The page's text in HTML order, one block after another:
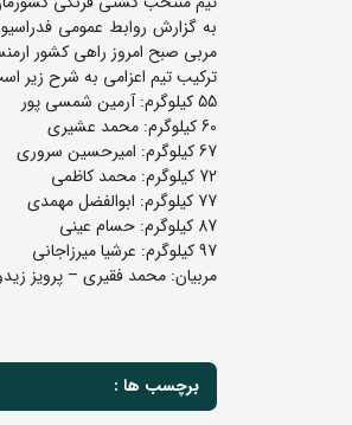
مربی صبح امروز راهی کشور
ترکیب تیم اعزامی به شرح زیر
55 کیلوگرم: آرمین شمسی پور
60 کیلوگرم: محمد عشیری
67 کیلوگرم: امیرحسین سروری
72 کیلوگرم: محمد کاظمی
77 کیلوگرم: ابوالفضل مهمدی
87 کیلوگرم: حسام عینی
97 کیلوگرم: عرشیا میرزاجانی
مربیان: محمد فقیری – پرویز
برچسب ها :